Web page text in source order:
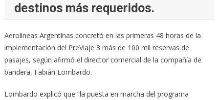
destinos más requeridos.
Aerolíneas Argentinas concretó en las primeras 48 horas de la
implementación del PreViaje 3 más de 100 mil reservas de
pasajes, según afirmó el director comercial de la compañía de
bandera, Fabián Lombardo.
Lombardo explicó que “la puesta en marcha del programa